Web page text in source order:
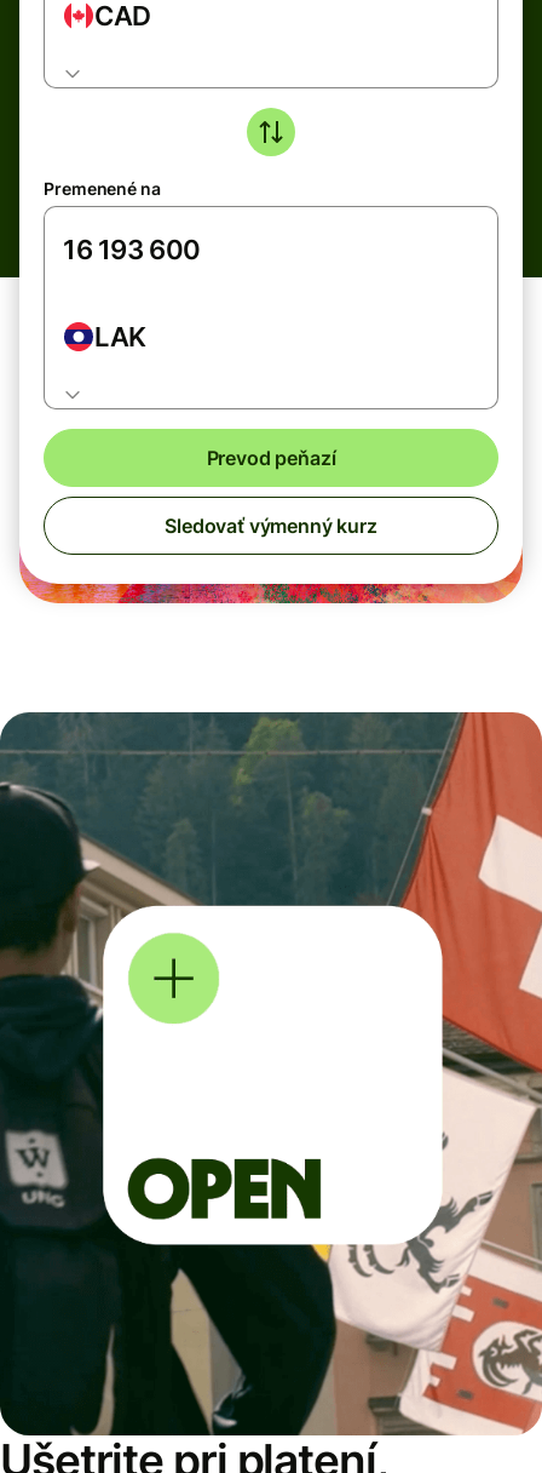
CAD
Premenené na
LAK
Prevod peňazí
Sledovať výmenný kurz
Ušetrite pri platení,